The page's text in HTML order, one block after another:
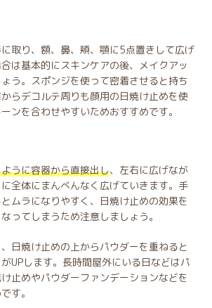
取り、額、鼻、頬、顎に5点置きして広げ
は基本的にスキンケアの後、メイクアッ
う。スポンジを使って密着させると持ち
らデコルテ周りも顔用の日焼け止めを使
ンを合わせやすいためおすすめです。
うに容器から直接出し、左右に広げなが
全体にまんべんなく広げていきます。手
ムラになりやすく、日焼け止めの効果を
ってしまうため注意しましょう。
日焼け止めの上からパウダーを重ねると
UPします。長時間屋外にいる日などはパ
止めやパウダーファンデーションなどを
す。